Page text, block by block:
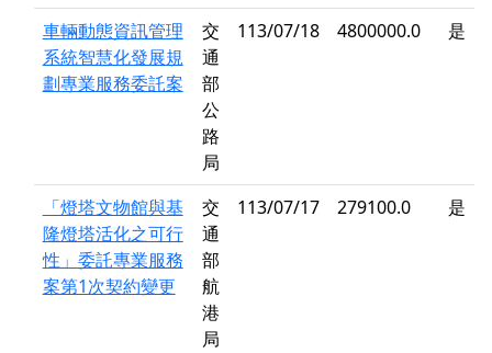
車輛動態資訊管理
系統智慧化發展規
劃專業服務委託案
交
通
部
公
路
局
113/07/18 4800000.0 是
「燈塔文物館與基
隆燈塔活化之可行
性」委託專業服務
案第1次契約變更
交
通
部
航
港
局
113/07/17 279100.0 是